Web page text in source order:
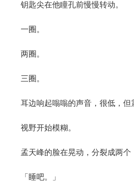
钥匙尖在他瞳孔前慢慢转动。
一圈。
两圈。
三圈。
耳边响起嗡嗡的声音，很低，但
视野开始模糊。
孟天峰的脸在晃动，分裂成两个
「睡吧。」